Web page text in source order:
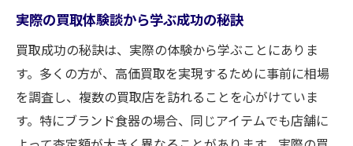
実際の買取体験談から学ぶ成功の秘訣
買取成功の秘訣は、実際の体験から学ぶことにありま
す。多くの方が、高価買取を実現するために事前に相場
を調査し、複数の買取店を訪れることを心がけていま
す。特にブランド食器の場合、同じアイテムでも店舗に